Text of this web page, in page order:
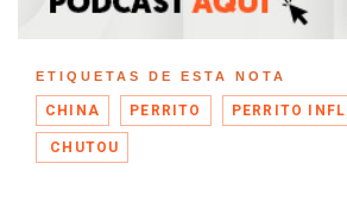
ETIQUETAS DE ESTA NOTA
CHINA PERRITO PERRITO
CHUTOU